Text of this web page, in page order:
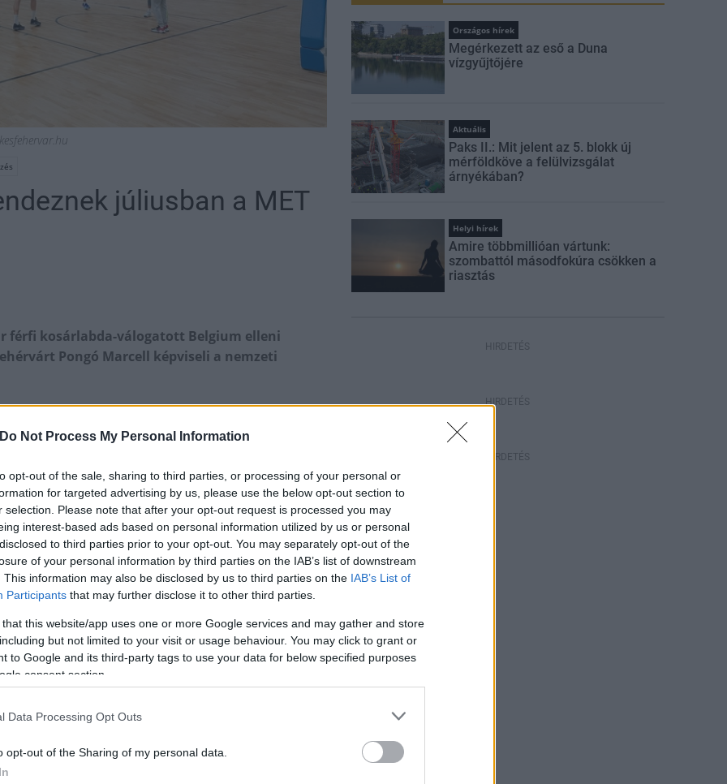
Do Not Process My Personal Information
opt-out of the sale, sharing to third parties, or processing of your personal or
for targeted advertising by us, please use the below opt-out section to
selection. Please note that after your opt-out request is processed you may
interest-based ads based on personal information utilized by us or personal
to third parties prior to your opt-out. You may separately opt-out of the
of your personal information by third parties on the IAB’s list of downstream
This information may also be disclosed by us to third parties on the IAB’s List of
Participants that may further disclose it to other third parties.
that this website/app uses one or more Google services and may gather and store
but not limited to your visit or usage behaviour. You may click to grant or
to Google and its third-party tags to use your data for below specified purposes
consent section.
Data Processing Opt Outs
opt-out of the Sharing of my personal data.
júliusban a MET
férfi kosárlabda-válogatott Belgium elleni
Pongó Marcell képviseli a nemzeti
szerint július 6-án, hétfőn 18 órától
Belgium világbajnoki selejtezőnek -
2-2-es mérleggel vág neki, és a csoport első
továbbjusson a második selejtezőkörbe. A G-
belgák egyelőre nyeretlenül utolsók (0-4).
16 fős, bő keretét a július 3-i, Finnország és
az Alba irányítója, Pongó Marcell is helyet
Szedeák), Flasár Zalán (Sopron KC), Golomán
(NHSZ-Szolnoki Olajbányász), Lukács Norbert (BC
(Veolia Towers Hamburg, Németország), Meleg
Olajbányász), Perl Zoltán (Falco-Vulcano
Nathan Reuvers (Valencia Basket,
Országos hírek
Megérkezett az eső a Duna
vízgyűjtőjére
Aktuális
Paks II.: Mit jelent az 5. blokk új
mérföldköve a felülvizsgálat
árnyékában?
Helyi hírek
Amire többmillióan vártunk:
szombattól másodfokúra csökken a
riasztás
HIRDETÉS
HIRDETÉS
HIRDETÉS